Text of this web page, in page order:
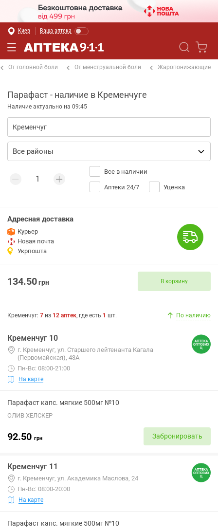
Киев Ваша аптека
От головной боли От менструальной боли Жаропонижающие
Парафаст - наличие в Кременчуге
Наличие актуально на 09:45
Все в наличии
Аптеки 24/7 Уценка
Адресная доставка
Курьер
Новая почта
Укрпошта
134.50грн В корзину
Кременчуг: 7 из 12 аптек, где есть 1 шт. По наличию
Кременчуг 10
г. Кременчуг, ул. Старшего лейтенанта Кагала
(Первомайская), 43А
Пн-Вс: 08:00-21:00
На карте
Парафаст капс. мягкие 500мг №10
ОЛИВ ХЕЛСКЕР
92.50 грн Забронировать
Кременчуг 11
г. Кременчуг, ул. Академика Маслова, 24
Пн-Вс: 08:00-20:00
На карте
Парафаст капс. мягкие 500мг №10